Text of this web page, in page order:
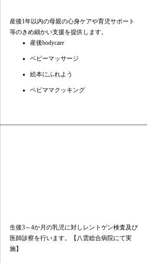
産後1年以内の母親の心身ケアや育児サポート
等のきめ細かい支援を提供します。​
産後bodycare
ベビーマッサージ
絵本にふれよう
ベビママクッキング
生後3～4か月の乳児に対しレントゲン検査及び
医師診察を行います。【八雲総合病院にて実
施】